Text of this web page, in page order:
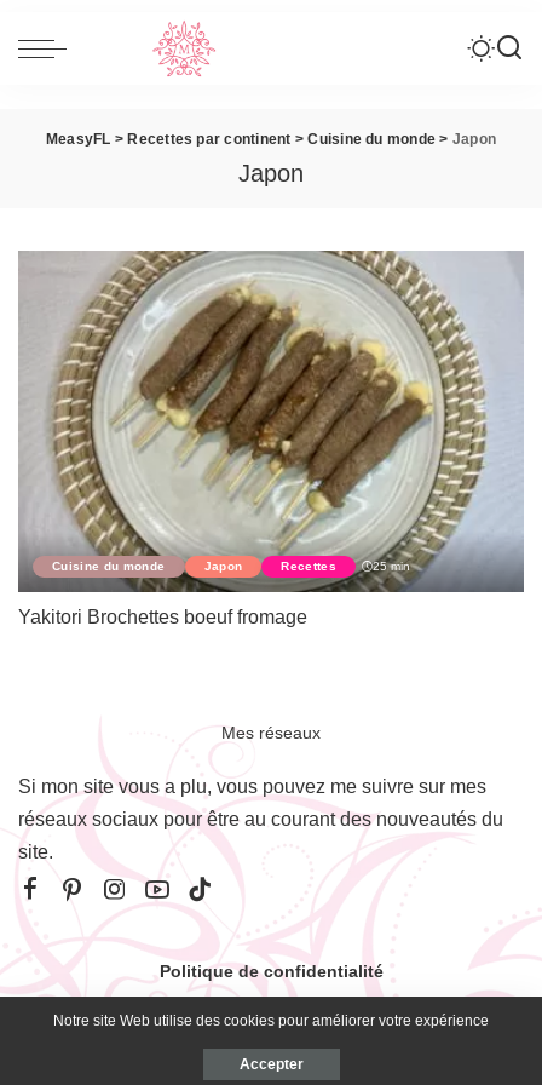
MeasyFL > Recettes par continent >Cuisine du monde > Japon
Japon
Cuisine du monde Japon Recettes 25 min
Yakitori Brochettes boeuf fromage
Mes réseaux
Si mon site vous a plu, vous pouvez me suivre sur mes
réseaux sociaux pour être au courant des nouveautés du
site.
Politique de confidentialité
© 2020 conçu par MeasyFL
Notre site Web utilise des cookies pour améliorer votre expérience
Accepter